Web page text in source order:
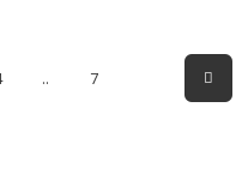
.. 7